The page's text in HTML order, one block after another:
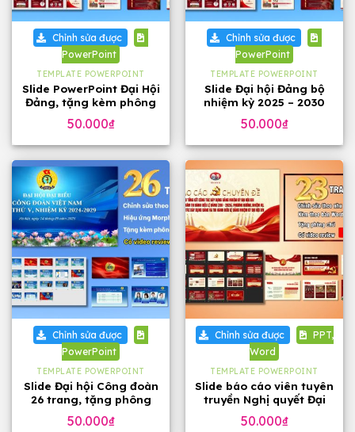
Chỉnh sửa được
PowerPoint
TEMPLATE POWERPOINT
Slide PowerPoint Đại Hội
Đảng, tặng kèm phông
50.000₫
Chỉnh sửa được
PowerPoint
TEMPLATE POWERPOINT
Slide Đại hội Đảng bộ
nhiệm kỳ 2025 – 2030
slide)
50.000₫
Chỉnh sửa được
PowerPoint
TEMPLATE POWERPOINT
Slide Đại hội Công đoàn
26 trang, tặng phông
50.000₫
Chỉnh sửa được
PPT,
Word
TEMPLATE POWERPOINT
Slide báo cáo viên tuyên
truyền Nghị quyết Đại
trang
50.000₫